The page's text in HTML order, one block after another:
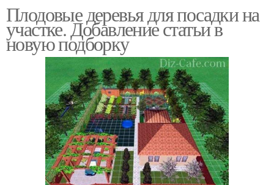
Плодовые деревья для посадки на
участке. Добавление статьи в
новую подборку